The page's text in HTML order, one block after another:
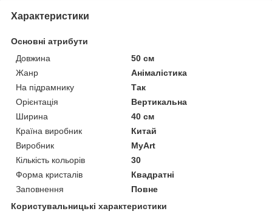
Характеристики
Основні атрибути
Довжина
50 см
Жанр
Анімалістика
На підрамнику
Так
Орієнтація
Вертикальна
Ширина
40 см
Країна виробник
Китай
Виробник
MyArt
Кількість кольорів
30
Форма кристалів
Квадратні
Заповнення
Повне
Користувальницькі характеристики